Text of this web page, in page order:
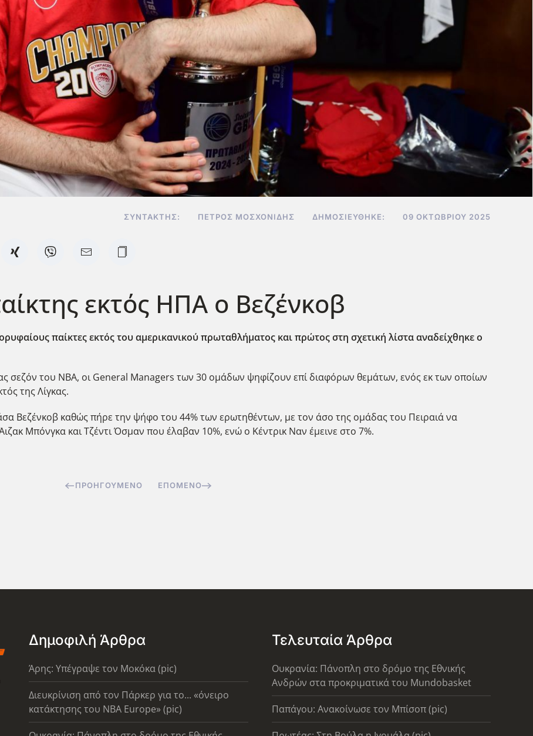
ΣΥΝΤΆΚΤΗΣ: ΠΈΤΡΟΣ ΜΟΣΧΟΝΊΔΗΣ ΔΗΜΟΣΙΕΎΘΗΚΕ: 09 ΟΚΤΩΒΡΊΟΥ 2025
εκτός ΗΠΑ ο Βεζένκοβ
παίκτες εκτός του αμερικανικού πρωταθλήματος και πρώτος στη σχετική λίστα αναδείχθηκε ο
σεζόν του ΝΒΑ, οι General Managers των 30 ομάδων ψηφίζουν επί διαφόρων θεμάτων, ενός εκ των οποίων
της Λίγκας.
Βεζένκοβ καθώς πήρε την ψήφο του 44% των ερωτηθέντων, με τον άσο της ομάδας του Πειραιά να
Μπόνγκα και Τζέντι Όσμαν που έλαβαν 10%, ενώ ο Κέντρικ Ναν έμεινε στο 7%.
ΠΡΟΗΓΟΎΜΕΝΟ ΕΠΌΜΕΝΟ
Δημοφιλή Άρθρα
Άρης: Υπέγραψε τον Μοκόκα (pic)
Διευκρίνιση από τον Πάρκερ για το... «όνειρο
κατάκτησης του ΝΒΑ Europe» (pic)
Τελευταία Άρθρα
Ουκρανία: Πάνοπλη στο δρόμο της Εθνικής
Ανδρών στα προκριματικά του Mundobasket
Παπάγου: Ανακοίνωσε τον Μπίσοπ (pic)